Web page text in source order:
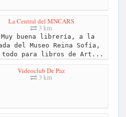
La Central del MNCARS
3 km
buena librería, a la
del Museo Reina Sofía,
todo para libros de Art...
Videoclub De Paz
3 km